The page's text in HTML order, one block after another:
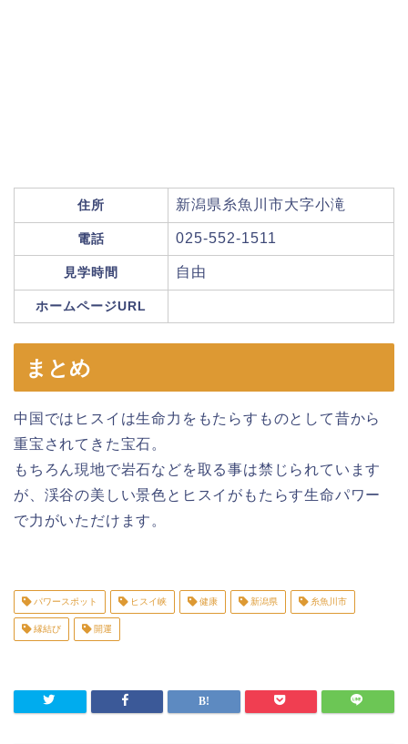
住所 新潟県糸魚川市大字小滝
電話 025-552-1511
見学時間 自由
ホームページURL
まとめ
中国ではヒスイは生命力をもたらすものとして昔から
重宝されてきた宝石。
もちろん現地で岩石などを取る事は禁じられています
が、渓谷の美しい景色とヒスイがもたらす生命パワー
で力がいただけます。
パワースポット ヒスイ峡 健康 新潟県 糸魚川市
縁結び 開運